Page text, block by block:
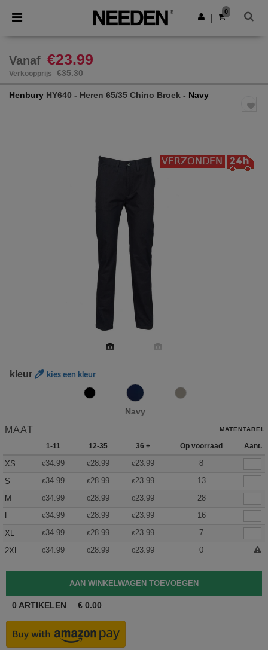
× Needen-app
Betere prijzen in de app!
Download app
0
Vanaf €23.99
Verkoopprijs €35.30
Henbury HY640 - Heren 65/35 Chino Broek - Navy
kleur kies een kleur
Navy
MAAT MATENTABEL
1-11 12-35 36 + Op voorraad Aant.
XS €34.99 €28.99 €23.99
8
S
€34.99 €28.99 €23.99
13
M
€34.99 €28.99 €23.99
28
L
€34.99 €28.99 €23.99
16
XL
€34.99 €28.99 €23.99
7
2XL
€34.99 €28.99 €23.99 0
0 ARTIKELEN € 0.00